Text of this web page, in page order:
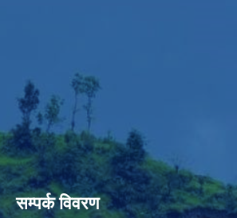
सम्पर्क विवरण